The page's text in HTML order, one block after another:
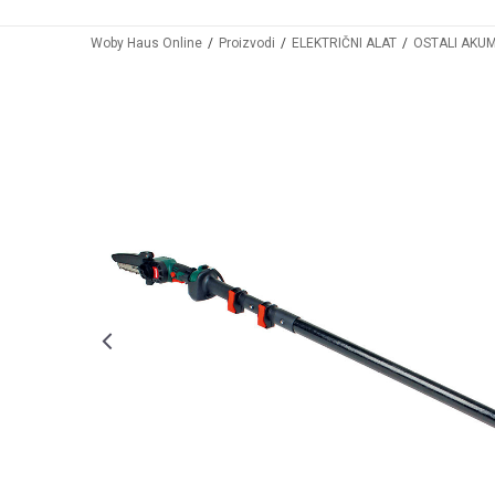
Woby Haus Online Proizvodi ELEKTRIČNI ALAT OSTALI